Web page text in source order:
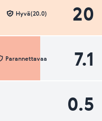
20
Hyvä(20.0)
7.1
Parannettavaa
0.5